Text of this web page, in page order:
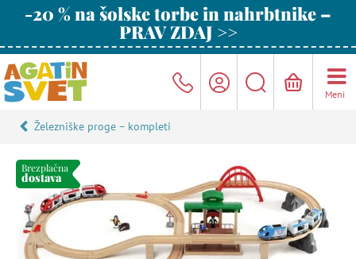
-20 % na šolske torbe in nahrbtnike –
PRAV ZDAJ >>
Meni
Železniške proge – kompleti
Brezplačna
dostava